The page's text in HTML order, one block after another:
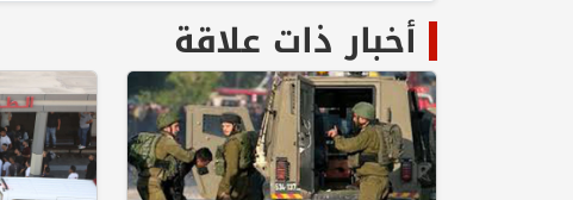
أخبار ذات علاقة